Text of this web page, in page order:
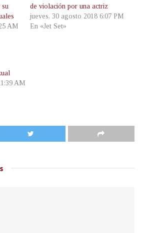
su
AM
de violación por una actriz
jueves, 30 agosto 2018 6:07 PM
En «Jet Set»
AM